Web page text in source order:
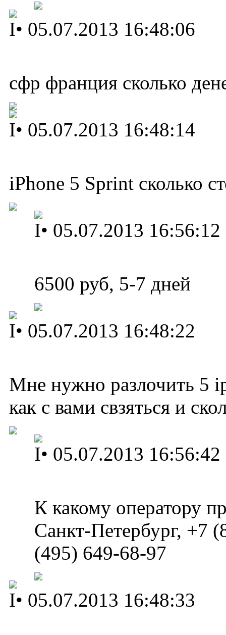
I• 05.07.2013 16:48:06
сфр франция сколько
I• 05.07.2013 16:48:14
iPhone 5 Sprint сколько
I• 05.07.2013 16:56:12
6500 руб, 5-7 дней
I• 05.07.2013 16:48:22
Мне нужно разлочить 5
как с вами свзяться и
I• 05.07.2013 16:56:42
К какому оператору
Санкт-Петербург, +7
(495) 649-68-97
I• 05.07.2013 16:48:33